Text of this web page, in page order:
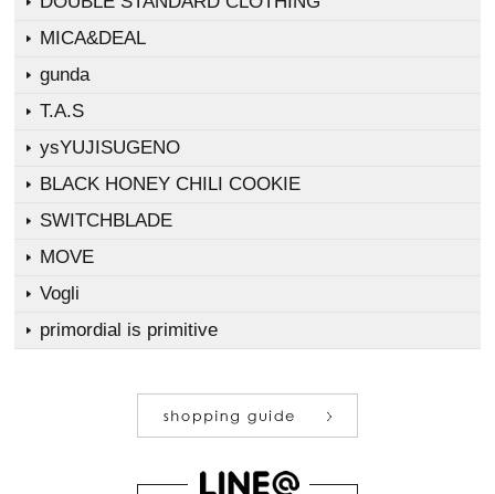
MICA&DEAL
gunda
T.A.S
ysYUJISUGENO
BLACK HONEY CHILI COOKIE
SWITCHBLADE
MOVE
Vogli
primordial is primitive